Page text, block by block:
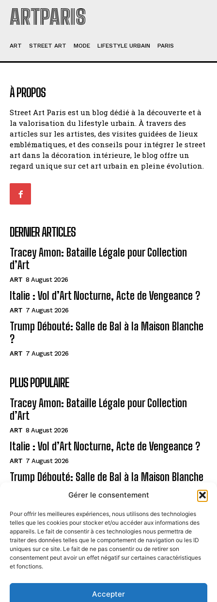
Gérer le consentement
Pour offrir les meilleures expériences, nous utilisons des technologies
telles que les cookies pour stocker et/ou accéder aux informations des
appareils. Le fait de consentir à ces technologies nous permettra de
traiter des données telles que le comportement de navigation ou les ID
uniques sur ce site. Le fait de ne pas consentir ou de retirer son
consentement peut avoir un effet négatif sur certaines caractéristiques
et fonctions.
Accepter
ARTPARIS
ART STREET ART MODE LIFESTYLE URBAIN PARIS
À PROPOS
Street Art Paris est un blog dédié à la découverte et à
la valorisation du lifestyle urbain. À travers des
articles sur les artistes, des visites guidées de lieux
emblématiques, et des conseils pour intégrer le street
art dans la décoration intérieure, le blog offre un
regard unique sur cet art urbain en pleine évolution.
DERNIER ARTICLES
Tracey Amon: Bataille Légale pour Collection
d’Art
ART 8 August 2026
Italie : Vol d’Art Nocturne, Acte de Vengeance ?
ART 7 August 2026
Trump Débouté: Salle de Bal à la Maison Blanche
?
ART 7 August 2026
PLUS POPULAIRE
Tracey Amon: Bataille Légale pour Collection
d’Art
ART 8 August 2026
Italie : Vol d’Art Nocturne, Acte de Vengeance ?
ART 7 August 2026
Trump Débouté: Salle de Bal à la Maison Blanche
Page
CONTACT
MENTIONS LÉGALES